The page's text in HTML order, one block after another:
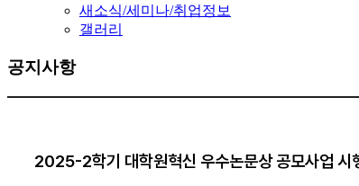
새소식/세미나/취업정보
갤러리
공지사항
2025-2학기 대학원혁신 우수논문상 공모사업 시